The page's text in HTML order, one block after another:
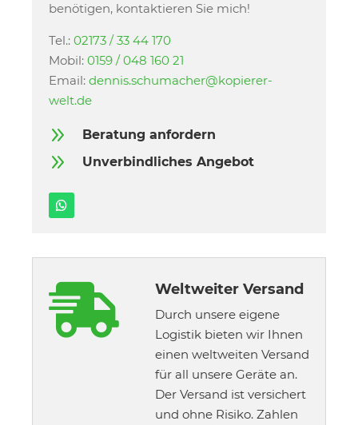
benötigen, kontaktieren Sie mich!
Tel.: 02173 / 33 44 170
Mobil: 0159 / 048 160 21
Email: dennis.schumacher@kopierer-
welt.de
9 Beratung anfordern
9 Unverbindliches Angebot
 Weltweiter Versand
Durch unsere eigene
Logistik bieten wir Ihnen
einen weltweiten Versand
für all unsere Geräte an.
Der Versand ist versichert
und ohne Risiko. Zahlen